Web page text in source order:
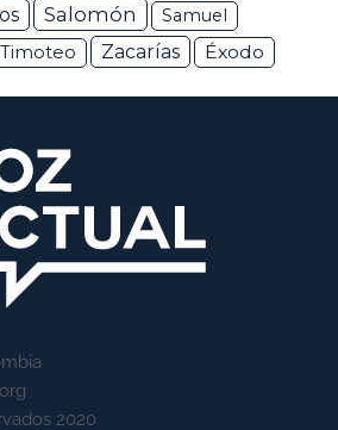
Salomón
Samuel
Timoteo Zacarías Éxodo
2020